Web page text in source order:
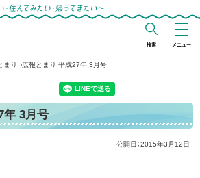
みたい・住んでみた
検索 メニュー
まり ›広報とまり 平成27年 3月号
年 3月号
公開日：2015年3月12日